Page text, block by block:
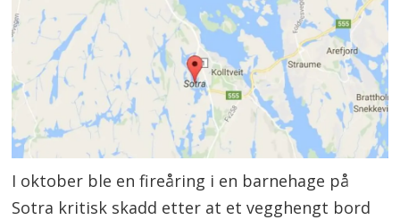
I oktober ble en fireåring i en barnehage på
Sotra kritisk skadd etter at et vegghengt bord